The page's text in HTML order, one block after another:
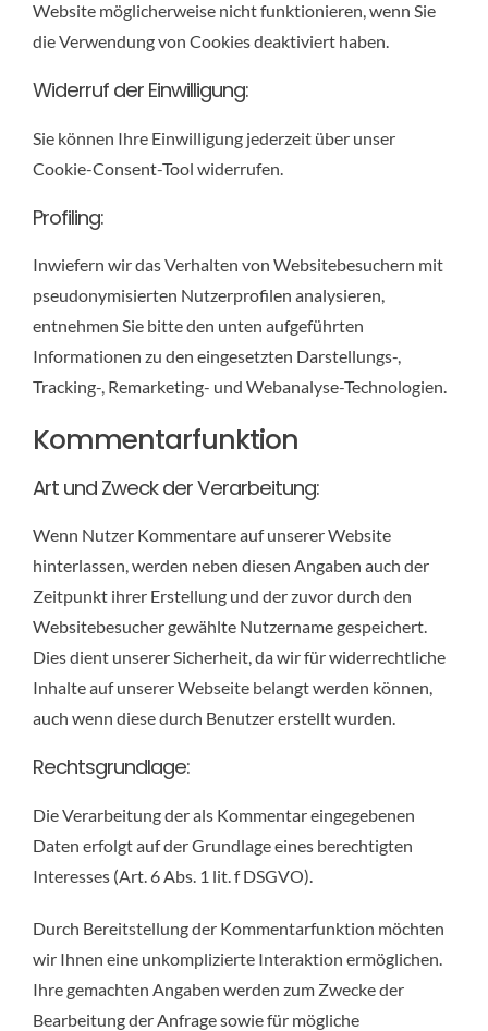
Website möglicherweise nicht funktionieren, wenn Sie
die Verwendung von Cookies deaktiviert haben.
Widerruf der Einwilligung:
Sie können Ihre Einwilligung jederzeit über unser
Cookie-Consent-Tool widerrufen.
Profiling:
Inwiefern wir das Verhalten von Websitebesuchern mit
pseudonymisierten Nutzerprofilen analysieren,
entnehmen Sie bitte den unten aufgeführten
Informationen zu den eingesetzten Darstellungs-,
Tracking-, Remarketing- und Webanalyse-Technologien.
Kommentarfunktion
Art und Zweck der Verarbeitung:
Wenn Nutzer Kommentare auf unserer Website
hinterlassen, werden neben diesen Angaben auch der
Zeitpunkt ihrer Erstellung und der zuvor durch den
Websitebesucher gewählte Nutzername gespeichert.
Dies dient unserer Sicherheit, da wir für widerrechtliche
Inhalte auf unserer Webseite belangt werden können,
auch wenn diese durch Benutzer erstellt wurden.
Rechtsgrundlage:
Die Verarbeitung der als Kommentar eingegebenen
Daten erfolgt auf der Grundlage eines berechtigten
Interesses (Art. 6 Abs. 1 lit. f DSGVO).
Durch Bereitstellung der Kommentarfunktion möchten
wir Ihnen eine unkomplizierte Interaktion ermöglichen.
Ihre gemachten Angaben werden zum Zwecke der
Bearbeitung der Anfrage sowie für mögliche